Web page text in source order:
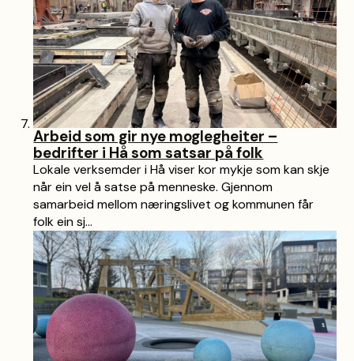
Arbeid som gir nye moglegheiter –
bedrifter i Hå som satsar på folk
Lokale verksemder i Hå viser kor mykje som kan skje
når ein vel å satse på menneske. Gjennom
samarbeid mellom næringslivet og kommunen får
folk ein sj...